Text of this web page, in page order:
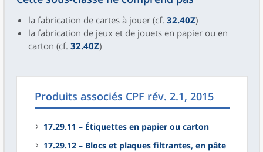
la fabrication de cartes à jouer (cf. 32.40Z)
la fabrication de jeux et de jouets en papier ou en
carton (cf. 32.40Z)
Produits associés CPF rév. 2.1, 2015
17.29.11 – Étiquettes en papier ou carton
17.29.12 – Blocs et plaques filtrantes, en pâte